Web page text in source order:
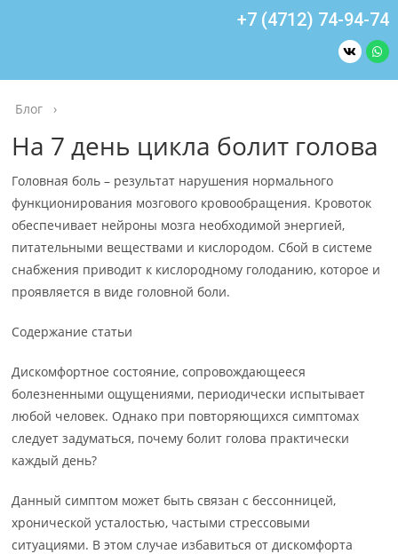
+7 (4712) 74-94-74
Блог ›
На 7 день цикла болит голова
Головная боль – результат нарушения нормального
функционирования мозгового кровообращения. Кровоток
обеспечивает нейроны мозга необходимой энергией,
питательными веществами и кислородом. Сбой в системе
снабжения приводит к кислородному голоданию, которое и
проявляется в виде головной боли.
Содержание статьи
Дискомфортное состояние, сопровождающееся
болезненными ощущениями, периодически испытывает
любой человек. Однако при повторяющихся симптомах
следует задуматься, почему болит голова практически
каждый день?
Данный симптом может быть связан с бессонницей,
хронической усталостью, частыми стрессовыми
ситуациями. В этом случае избавиться от дискомфорта